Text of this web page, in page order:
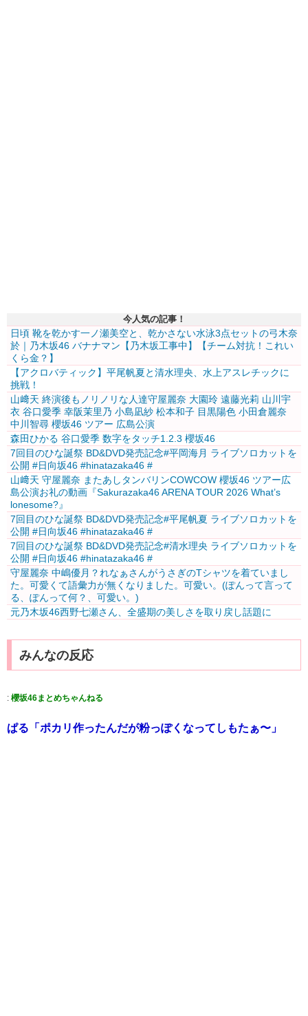
今人気の記事！
日頃 靴を乾かす一ノ瀬美空と、乾かさない水泳3点セットの弓木奈
於｜乃木坂46 バナナマン【乃木坂工事中】【チーム対抗！これい
くら金？】
【アクロバティック】平尾帆夏と清水理央、水上アスレチックに
挑戦！
山﨑天 終演後もノリノリな人達守屋麗奈 大園玲 遠藤光莉 山川宇
衣 谷口愛季 幸阪茉里乃 小島凪紗 松本和子 目黒陽色 小田倉麗奈
中川智尋 櫻坂46 ツアー 広島公演
森田ひかる 谷口愛季 数字をタッチ1.2.3 櫻坂46
7回目のひな誕祭 BD&DVD発売記念#平岡海月 ライブソロカットを
公開 #日向坂46 #hinatazaka46 #
山﨑天 守屋麗奈 またあしタンバリンCOWCOW 櫻坂46 ツアー広
島公演お礼の動画『Sakurazaka46 ARENA TOUR 2026 What’s
lonesome?』
7回目のひな誕祭 BD&DVD発売記念#平尾帆夏 ライブソロカットを
公開 #日向坂46 #hinatazaka46 #
7回目のひな誕祭 BD&DVD発売記念#清水理央 ライブソロカットを
公開 #日向坂46 #hinatazaka46 #
守屋麗奈 中嶋優月？れなぁさんがうさぎのTシャツを着ていまし
た。可愛くて語彙力が無くなりました。可愛い。(ぽんって言って
る、ぽんって何？、可愛い。)⁡
元乃木坂46西野七瀬さん、全盛期の美しさを取り戻し話題に
みんなの反応
: 櫻坂46まとめちゃんねる
ぱる「ポカリ作ったんだが粉っぽくなってしもたぁ〜」